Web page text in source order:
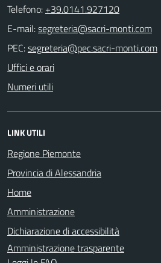
Telefono: +39.0141.927120
E-mail:
PEC:
Uffici e orari
Numeri utili
LINK UTILI
Regione Piemonte
Provincia di Alessandria
Home
Amministrazione
Dichiarazione di accessibilità
Amministrazione trasparente